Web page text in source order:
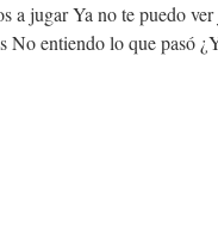
a jugar Ya no te puedo ver
No entiendo lo que pasó